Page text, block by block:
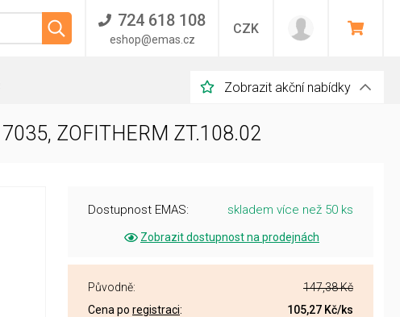
724 618 108
eshop@emas.cz
CZK
Zobrazit akční nabídky
ZOFITHERM ZT.108.02
Dostupnost EMAS: skladem více než 50 ks
Zobrazit dostupnost na prodejnách
Původně:
147,38 Kč
Cena po registraci: 105,27 Kč/ks